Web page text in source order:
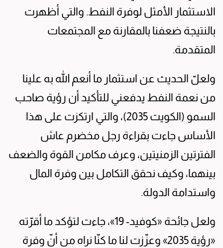
الاستثمار الأمثل لوفرة النفط. والتي أظهرت
بالنتيجة ضعفنا بالمقارنة مع المجتمعات
المتقدمة.
ولعلّ الحديث عن استثمار ما أنعم الله به علينا
من نعمة النفط يدفعني للتأكيد أن رؤية صاحب
السمو (الكويت 2035)، والتي ارتكزت على هذا
الأساس جاءت بقراءة رجل مخضرم عاش
الفترتين الزمنيتين، وعرف مكامن القوة والضعف
بينهما، وكيف نحقق التكامل بين وفرة المال
واستدامة الدولة.
ولعل جائحة «كوفيد- 19»، جاءت لتؤكد ما أقرّته
«رؤية 2035» وعزّزت لنا ما كنّا نراه من أنّ وفرة